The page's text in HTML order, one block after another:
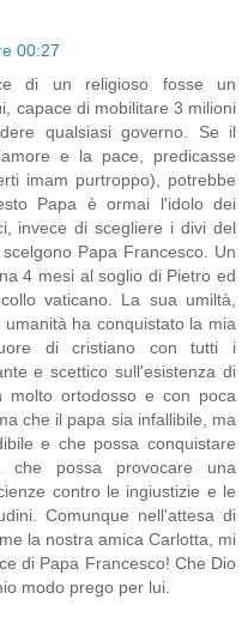
00:27
di un religioso fosse un
capace di mobilitare 3 milioni
qualsiasi governo. Se il
e la pace, predicasse
imam purtroppo), potrebbe
Papa è ormai l'idolo dei
invece di scegliere i divi del
Papa Francesco. Un
4 mesi al soglio di Pietro ed
vaticano. La sua umiltà,
ha conquistato la mia
di cristiano con tutti i
e scettico sull'esistenza di
molto ortodosso e con poca
che il papa sia infallibile, ma
e che possa conquistare
che possa provocare una
contro le ingiustizie e le
Comunque nell'attesa di
la nostra amica Carlotta, mi
di Papa Francesco! Che Dio
modo prego per lui.